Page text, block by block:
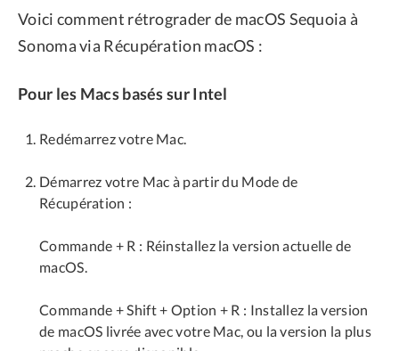
Voici comment rétrograder de macOS Sequoia à
Sonoma via Récupération macOS :
Pour les Macs basés sur Intel
Redémarrez votre Mac.
Démarrez votre Mac à partir du Mode de
Récupération :
Commande + R : Réinstallez la version actuelle de
macOS.
Commande + Shift + Option + R : Installez la version
de macOS livrée avec votre Mac, ou la version la plus